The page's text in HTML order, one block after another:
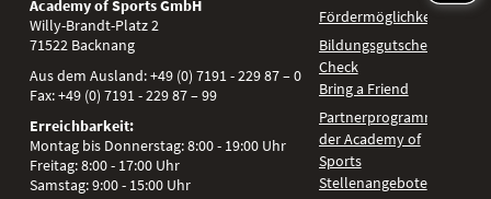
Academy of Sports GmbH
Willy-Brandt-Platz 2
71522 Backnang
Aus dem Ausland:+49 (0) 7191 - 229 87 – 0
Fax:+49 (0) 7191 - 229 87 – 99
Erreichbarkeit:
Montag bis Donnerstag: 8:00 - 19:00 Uhr
Freitag: 8:00 - 17:00 Uhr
Samstag: 9:00 - 15:00 Uhr
Fördermöglichkeiten
Bildungsgutschein
Check
Bring a Friend
Partnerprogramm
der Academy of
Sports
Stellenangebote